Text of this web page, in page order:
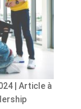
| Article à